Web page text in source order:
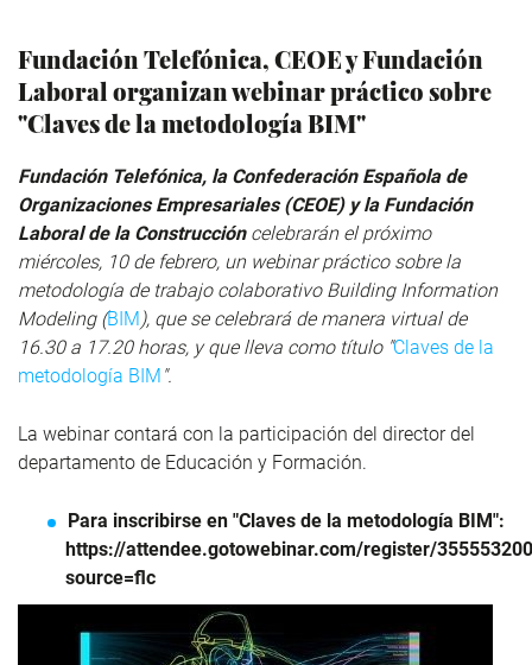
Fundación Telefónica, CEOE y Fundación
Laboral organizan webinar práctico sobre
"Claves de la metodología BIM"
Fundación Telefónica, la Confederación Española de
Organizaciones Empresariales (CEOE) y la Fundación
Laboral de la Construccióncelebrarán el próximo
miércoles, 10 de febrero, un webinar práctico sobre la
metodología de trabajo colaborativo Building Information
Modeling (BIM ), que se celebrará de manera virtual de
16.30 a 17.20 horas, y que lleva como título "Claves de la
metodología BIM ".
La webinar contará con la participación del director del
departamento de Educación y Formación.
Para inscribirse en "Claves de la metodología BIM":
https://attendee.gotowebinar.com/register/
source=flc